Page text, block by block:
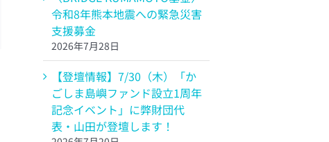
令和8年熊本地震への緊急災害
支援募金
2026年7月28日
【登壇情報】7/30（木）「か
ごしま島嶼ファンド設立1周年
記念イベント」に弊財団代
表・山田が登壇します！